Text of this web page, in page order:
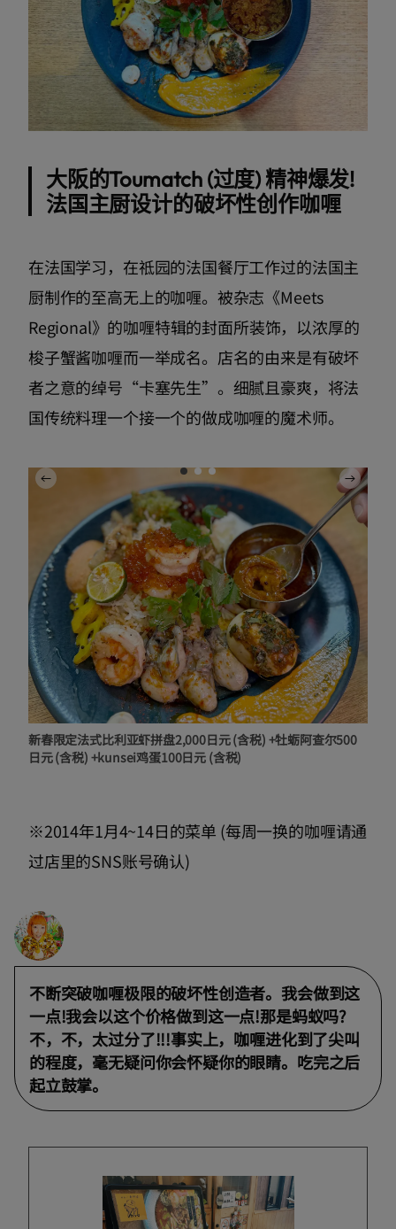
大阪的Toumatch (过度) 精神爆发!
法国主厨设计的破坏性创作咖喱
在法国学习，在祗园的法国餐厅工作过的法国主
厨制作的至高无上的咖喱。被杂志《Meets
Regional》的咖喱特辑的封面所装饰，以浓厚的
梭子蟹酱咖喱而一举成名。店名的由来是有破坏
者之意的绰号“卡塞先生”。细腻且豪爽，将法
国传统料理一个接一个的做成咖喱的魔术师。
新春限定法式比利亚虾拼盘2,000日元 (含税) +牡蛎阿查尔500
日元 (含税) +kunsei鸡蛋100日元 (含税)
※2014年1月4~14日的菜单 (每周一换的咖喱请通
过店里的SNS账号确认)
不断突破咖喱极限的破坏性创造者。我会做到这
一点!我会以这个价格做到这一点!那是蚂蚁吗?
不，不，太过分了!!!事实上，咖喱进化到了尖叫
的程度，毫无疑问你会怀疑你的眼睛。吃完之后
起立鼓掌。